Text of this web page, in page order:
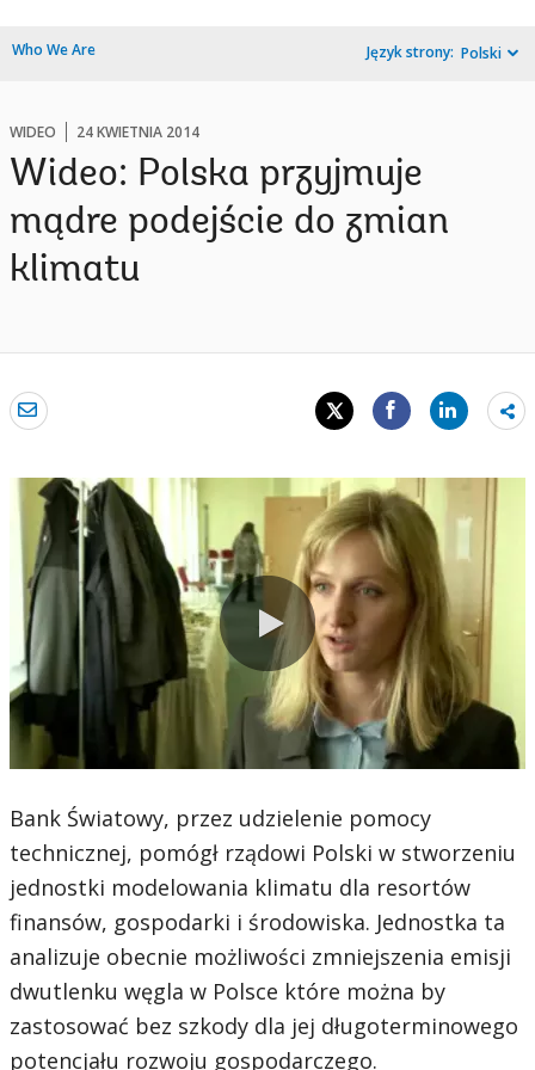
Who We Are Język strony: Polski
WIDEO 24 KWIETNIA 2014
Wideo: Polska przyjmuje
mądre podejście do zmian
klimatu
0:00 / 2:52
Bank Światowy, przez udzielenie pomocy
technicznej, pomógł rządowi Polski w stworzeniu
jednostki modelowania klimatu dla resortów
finansów, gospodarki i środowiska. Jednostka ta
analizuje obecnie możliwości zmniejszenia emisji
dwutlenku węgla w Polsce które można by
zastosować bez szkody dla jej długoterminowego
potencjału rozwoju gospodarczego.